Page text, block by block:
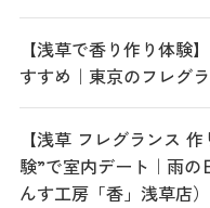
【浅草で香り作り体験
すすめ｜東京のフレグ
【浅草 フレグランス
験”で室内デート｜雨の
んす工房「香」浅草店）